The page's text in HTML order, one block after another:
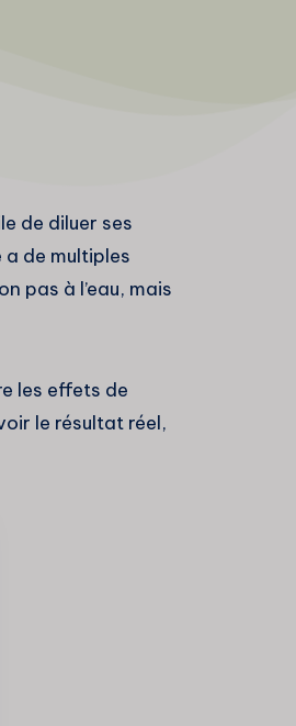
de diluer ses
de multiples
pas à l’eau, mais
les effets de
le résultat réel,